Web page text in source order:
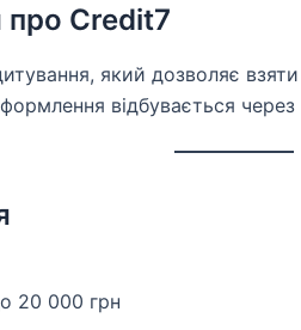
про Credit7
який дозволяє
відбувається через
20 000 грн